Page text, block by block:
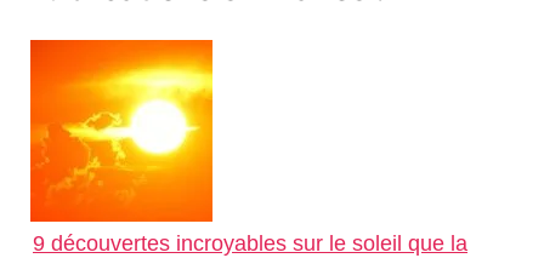
e
9 découvertes incroyables sur le soleil que la